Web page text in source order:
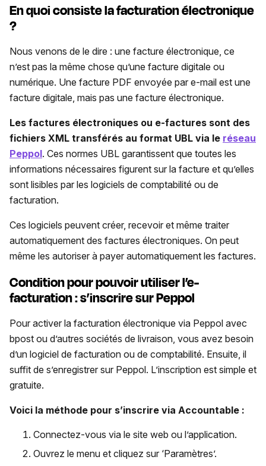
En quoi consiste la facturation électronique
?
Nous venons de le dire : une facture électronique, ce
n’est pas la même chose qu’une facture digitale ou
numérique. Une facture PDF envoyée par e-mail est une
facture digitale, mais pas une facture électronique.
Les factures électroniques ou e-factures sont des
fichiers XML transférés au format UBL via le réseau
Peppol. Ces normes UBL garantissent que toutes les
informations nécessaires figurent sur la facture et qu’elles
sont lisibles par les logiciels de comptabilité ou de
facturation.
Ces logiciels peuvent créer, recevoir et même traiter
automatiquement des factures électroniques. On peut
même les autoriser à payer automatiquement les factures.
Condition pour pouvoir utiliser l’e-
facturation : s’inscrire sur Peppol
Pour activer la facturation électronique via Peppol avec
bpost ou d’autres sociétés de livraison, vous avez besoin
d’un logiciel de facturation ou de comptabilité. Ensuite, il
suffit de s’enregistrer sur Peppol. L’inscription est simple et
gratuite.
Voici la méthode pour s’inscrire via Accountable :
Connectez-vous via le site web ou l’application.
Ouvrez le menu et cliquez sur ‘Paramètres’.